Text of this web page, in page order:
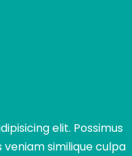
elit. Possimus
similique culpa